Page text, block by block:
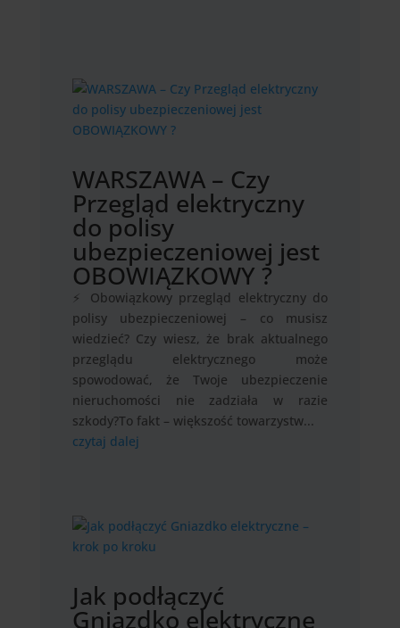
WARSZAWA – Czy
Przegląd elektryczny
do polisy
ubezpieczeniowej jest
OBOWIĄZKOWY ?
⚡ Obowiązkowy przegląd elektryczny do
polisy ubezpieczeniowej – co musisz
wiedzieć? Czy wiesz, że brak aktualnego
przeglądu elektrycznego może
spowodować, że Twoje ubezpieczenie
nieruchomości nie zadziała w razie
szkody?To fakt – większość towarzystw...
czytaj dalej
Jak podłączyć
Gniazdko elektryczne